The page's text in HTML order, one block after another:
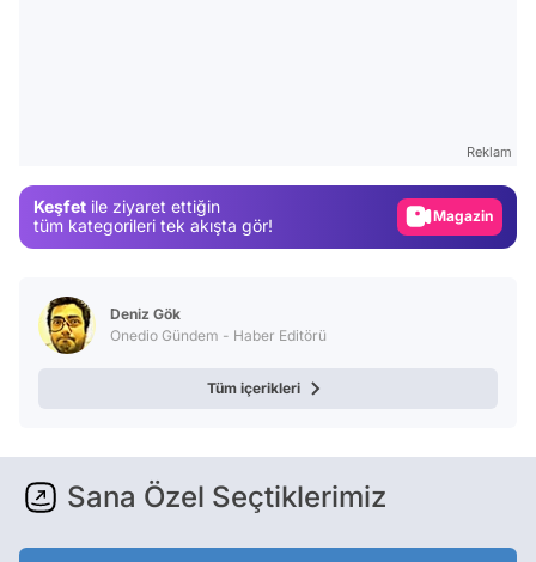
Reklam
Keşfet ile ziyaret ettiğin
tüm kategorileri tek akışta gör!
Magazin
Deniz Gök
Onedio Gündem - Haber Editörü
Tüm içerikleri
Sana Özel Seçtiklerimiz